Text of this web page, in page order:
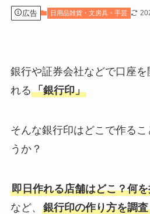
広告 日用品雑貨・文房具・手芸
銀行や証券会社などで口座
れる「銀行印」
そんな銀行印はどこで作るこ
うか？
即日作れる店舗はどこ？何
など、 銀行印の作り方を調